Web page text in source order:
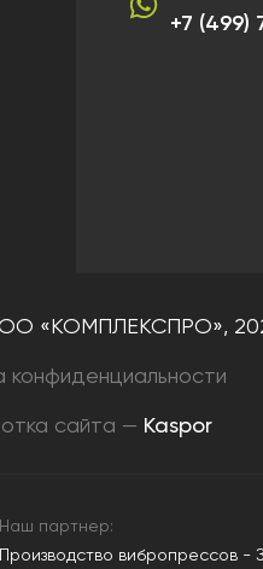
+7 (499)
«КОМПЛЕКСПРО»,
конфиденциальности
сайта — Kaspor
Наш партнер:
Производство вибропрессов -